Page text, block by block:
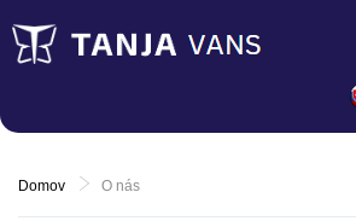
Domov O nás